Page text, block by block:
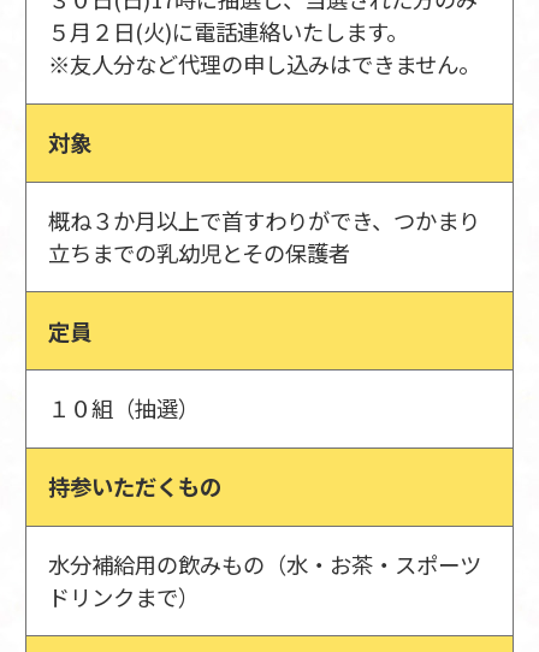
５月２日(火)に電話連絡いたします。
※友人分など代理の申し込みはできません。
対象
概ね３か月以上で首すわりができ、つかまり
立ちまでの乳幼児とその保護者
定員
１０組（抽選）
持参いただくもの
水分補給用の飲みもの（水・お茶・スポーツ
ドリンクまで）